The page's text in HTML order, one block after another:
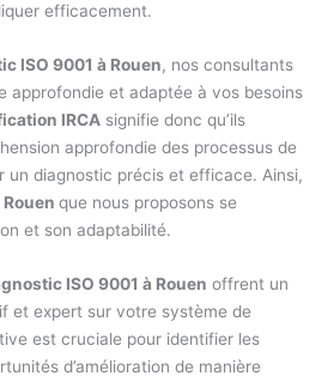
efficacement.
ISO 9001 à Rouen, nos consultants
approfondie et adaptée à vos besoins
IRCA signifie donc qu’ils
approfondie des processus de
un diagnostic précis et efficace. Ainsi,
Rouenque nous proposons se
et son adaptabilité.
ISO 9001 à Rouen offrent un
et expert sur votre système de
est cruciale pour identifier les
d’amélioration de manière